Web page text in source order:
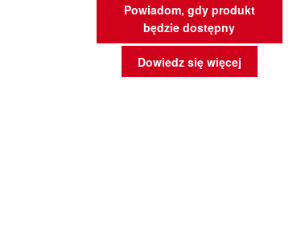
Powiadom, gdy produkt
będzie dostępny
Dowiedz się więcej